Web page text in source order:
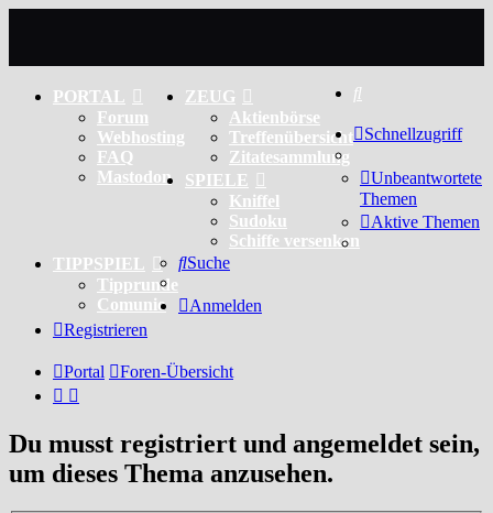
PORTAL
Forum
Webhosting
FAQ
Mastodon
ZEUG
Aktienbörse
Treffenübersicht
Zitatesammlung
SPIELE
Kniffel
Sudoku
Schiffe versenken
TIPPSPIEL
Tipprunde
Comunio
Schnellzugriff
Unbeantwortete
Themen
Aktive Themen
Suche
Anmelden
Registrieren
Portal Foren-Übersicht
Du musst registriert und angemeldet sein,
um dieses Thema anzusehen.